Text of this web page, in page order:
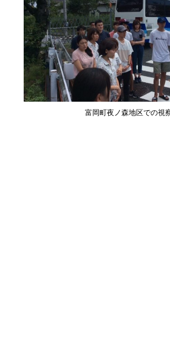
富岡町夜ノ森地区での視